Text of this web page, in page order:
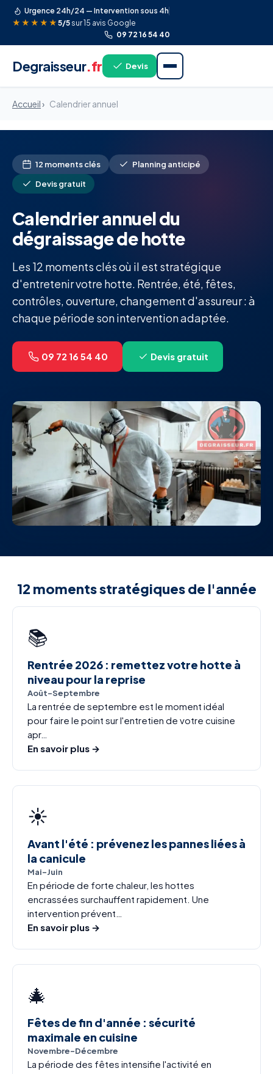
Urgence 24h/24 — Intervention sous 4h
★★★★★ 5/5 sur 15 avis Google
09 72 16 54 40
Degraisseur.fr Devis
Accueil› Calendrier annuel
12 moments clés
Planning anticipé
Devis gratuit
Calendrier annuel du
dégraissage de hotte
Les 12 moments clés où il est stratégique
d'entretenir votre hotte. Rentrée, été, fêtes,
contrôles, ouverture, changement d'assureur : à
chaque période son intervention adaptée.
09 72 16 54 40 Devis gratuit
12 moments stratégiques de l'année
📚
Rentrée 2026 : remettez votre hotte à
niveau pour la reprise
Août-Septembre
La rentrée de septembre est le moment idéal
pour faire le point sur l'entretien de votre cuisine
apr…
En savoir plus →
☀️
Avant l'été : prévenez les pannes liées à
la canicule
Mai-Juin
En période de forte chaleur, les hottes
encrassées surchauffent rapidement. Une
intervention prévent…
En savoir plus →
🎄
Fêtes de fin d'année : sécurité
maximale en cuisine
Novembre-Décembre
La période des fêtes intensifie l'activité en